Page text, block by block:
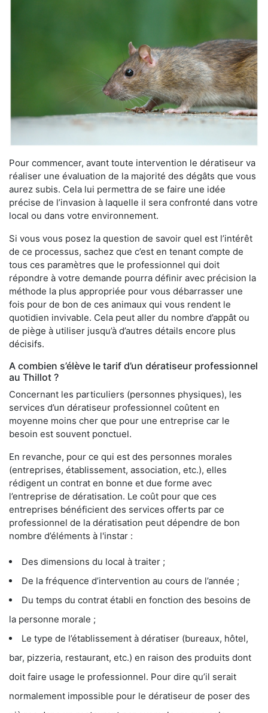
Pour commencer, avant toute intervention le dératiseur va
réaliser une évaluation de la majorité des dégâts que vous
aurez subis. Cela lui permettra de se faire une idée
précise de l’invasion à laquelle il sera confronté dans votre
local ou dans votre environnement.
Si vous vous posez la question de savoir quel est l’intérêt
de ce processus, sachez que c’est en tenant compte de
tous ces paramètres que le professionnel qui doit
répondre à votre demande pourra définir avec précision la
méthode la plus appropriée pour vous débarrasser une
fois pour de bon de ces animaux qui vous rendent le
quotidien invivable. Cela peut aller du nombre d’appât ou
de piège à utiliser jusqu’à d’autres détails encore plus
décisifs.
A combien s’élève le tarif d’un dératiseur professionnel
au Thillot ?
Concernant les particuliers (personnes physiques), les
services d’un dératiseur professionnel coûtent en
moyenne moins cher que pour une entreprise car le
besoin est souvent ponctuel.
En revanche, pour ce qui est des personnes morales
(entreprises, établissement, association, etc.), elles
rédigent un contrat en bonne et due forme avec
l’entreprise de dératisation. Le coût pour que ces
entreprises bénéficient des services offerts par ce
professionnel de la dératisation peut dépendre de bon
nombre d’éléments à l'instar :
Des dimensions du local à traiter ;
De la fréquence d’intervention au cours de l’année ;
Du temps du contrat établi en fonction des besoins de
la personne morale ;
Le type de l’établissement à dératiser (bureaux, hôtel,
bar, pizzeria, restaurant, etc.) en raison des produits dont
doit faire usage le professionnel. Pour dire qu’il serait
normalement impossible pour le dératiseur de poser des